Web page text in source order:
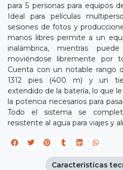
para 5 personas para equipos
Ideal para películas
sesiones de fotos y
manos libres permite a un
inalámbrica, mientras
moviéndose libremente por
Cuenta con un notable rango
1312 pies (400 m) y un
extendido de la batería, lo que
la potencia necesarios para
Todo el sistema se
resistente al agua para viajes y
Caracteristicas